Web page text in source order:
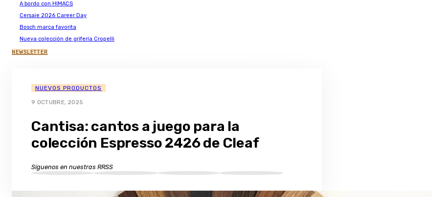
A bordo con HIMACS
Cersaie 2026 Career Day
Bosch marca favorita
Nueva colección de grifería Cropelli
NEWSLETTER
NUEVOS PRODUCTOS
9 OCTUBRE, 2025
Cantisa: cantos a juego para la
colección Espresso 2426 de Cleaf
Síguenos en nuestras RRSS